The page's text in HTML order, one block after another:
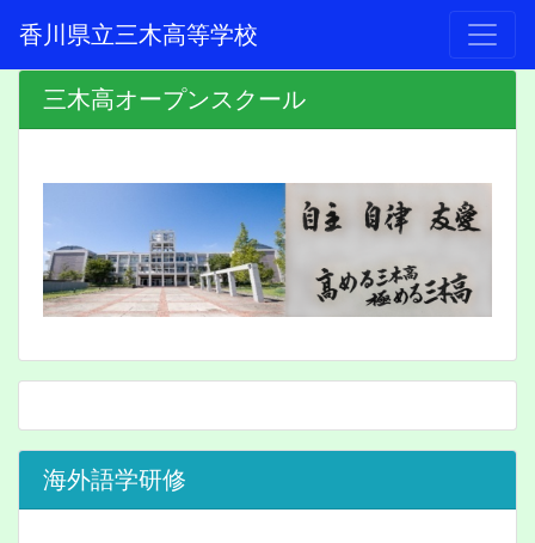
香川県立三木高等学校
三木高オープンスクール
海外語学研修